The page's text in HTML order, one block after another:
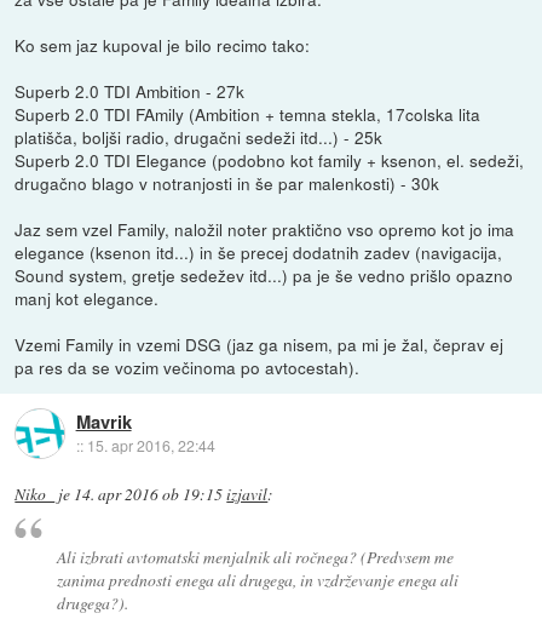
Ko sem jaz kupoval je bilo recimo tako:
Superb 2.0 TDI Ambition - 27k
Superb 2.0 TDI FAmily (Ambition + temna stekla, 17colska lita
platišča, boljši radio, drugačni sedeži itd...) - 25k
Superb 2.0 TDI Elegance (podobno kot family + ksenon, el. sedeži,
drugačno blago v notranjosti in še par malenkosti) - 30k
Jaz sem vzel Family, naložil noter praktično vso opremo kot jo ima
elegance (ksenon itd...) in še precej dodatnih zadev (navigacija,
Sound system, gretje sedežev itd...) pa je še vedno prišlo opazno
manj kot elegance.
Vzemi Family in vzemi DSG (jaz ga nisem, pa mi je žal, čeprav ej
pa res da se vozim večinoma po avtocestah).
Mavrik
:: 15. apr 2016, 22:44
Niko_ je 14. apr 2016 ob 19:15izjavil:
Ali izbrati avtomatski menjalnik ali ročnega? (Predvsem me
zanima prednosti enega ali drugega, in vzdrževanje enega ali
drugega?).